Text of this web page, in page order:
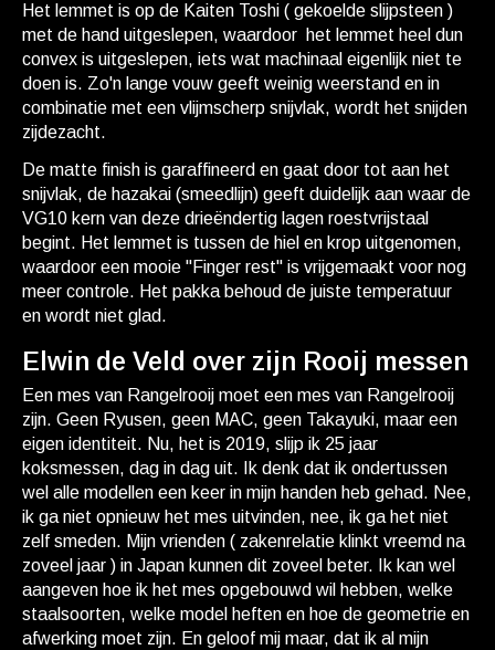
Het lemmet is op de Kaiten Toshi ( gekoelde slijpsteen )
met de hand uitgeslepen, waardoor het lemmet heel dun
convex is uitgeslepen, iets wat machinaal eigenlijk niet te
doen is. Zo'n lange vouw geeft weinig weerstand en in
combinatie met een vlijmscherp snijvlak, wordt het snijden
zijdezacht.
De matte finish is garaffineerd en gaat door tot aan het
snijvlak, de hazakai (smeedlijn) geeft duidelijk aan waar de
VG10 kern van deze drieëndertig lagen roestvrijstaal
begint. Het lemmet is tussen de hiel en krop uitgenomen,
waardoor een mooie "Finger rest" is vrijgemaakt voor nog
meer controle. Het pakka behoud de juiste temperatuur
en wordt niet glad.
Elwin de Veld over zijn Rooij messen
Een mes van Rangelrooij moet een mes van Rangelrooij
zijn. Geen Ryusen, geen MAC, geen Takayuki, maar een
eigen identiteit. Nu, het is 2019, slijp ik 25 jaar
koksmessen, dag in dag uit. Ik denk dat ik ondertussen
wel alle modellen een keer in mijn handen heb gehad. Nee,
ik ga niet opnieuw het mes uitvinden, nee, ik ga het niet
zelf smeden. Mijn vrienden ( zakenrelatie klinkt vreemd na
zoveel jaar ) in Japan kunnen dit zoveel beter. Ik kan wel
aangeven hoe ik het mes opgebouwd wil hebben, welke
staalsoorten, welke model heften en hoe de geometrie en
afwerking moet zijn. En geloof mij maar, dat ik al mijn